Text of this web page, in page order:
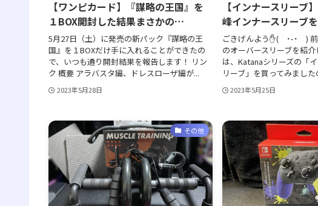
【ワンピカード】『謀略の王国』を
１BOX開封した結果まさかの…
5月27日（土）に発売の新パック『謀略の王
国』を１BOXだけ手に入れることができたの
で、いつも通り開封結果を報告します！ リン
ク 概要 アラバスタ編、ドレスローザ編が...
2023年5月28日
【インナースリーブ
峰インナースリーブ
ごきげんよう✋( ˙-˙ ) 前
のオーバースリーブを紹
は、Katanaシリーズの「
リーブ」を買ってみまし
2023年5月25日
その他